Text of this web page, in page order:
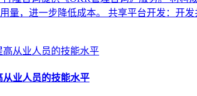
，进一步降低成本。 共享平台开发：开
业人员的技能水平